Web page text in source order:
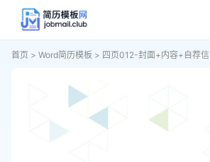
首页 > Word简历模板 > 四页012-封面+内容+自荐信